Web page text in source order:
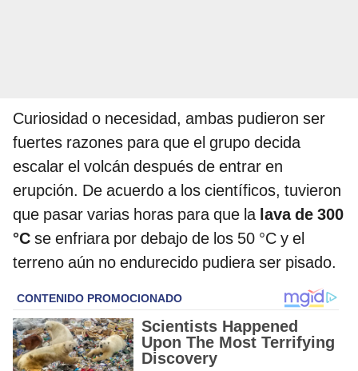
Curiosidad o necesidad, ambas pudieron ser
fuertes razones para que el grupo decida
escalar el volcán después de entrar en
erupción. De acuerdo a los científicos, tuvieron
que pasar varias horas para que la lava de 300
°C se enfriara por debajo de los 50 °C y el
terreno aún no endurecido pudiera ser pisado.